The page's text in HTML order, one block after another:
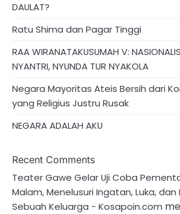
DAULAT?
Ratu Shima dan Pagar Tinggi
RAA WIRANATAKUSUMAH V:
NYANTRI, NYUNDA TUR NYAKOLA
Negara Mayoritas Ateis Bersih dari
yang Religius Justru Rusak
NEGARA ADALAH AKU
Recent Comments
Teater Gawe Gelar Uji Coba
Malam, Menelusuri Ingatan, Luka,
Sebuah Keluarga - Kosapoin.com